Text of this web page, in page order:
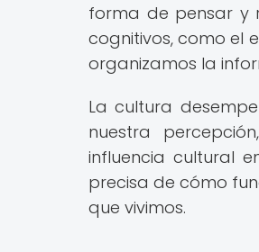
forma de pensar y
cognitivos, como el
organizamos la
La cultura
nuestra
influencia cultural
precisa de cómo
que vivimos.